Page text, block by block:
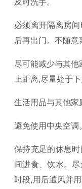
必须离开隔离房
后再出门。不随意
尽可能减少与其
上距离,尽量处于下
生活用品与其他家
避免使用中央空调。
保持充足的休息
间进食、饮水。
时段,用后通风并